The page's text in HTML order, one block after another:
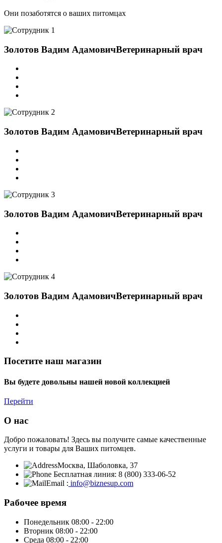
Они позаботятся о ваших питомцах
Золотов Вадим АдамовичВетеринарный врач
Золотов Вадим АдамовичВетеринарный врач
Золотов Вадим АдамовичВетеринарный врач
Золотов Вадим АдамовичВетеринарный врач
Посетите наш магазин
Вы будете довольны нашей новой коллекцией
Перейти
О нас
Добро пожаловать! Здесь вы получите самые качественные
услуги и товары для Ваших питомцев.
Москва, Шаболовка, 37
Бесплатная линия: 8 (800) 333-06-52
Email : info@biznesup.com
Рабочее время
Понедельник 08:00 - 22:00
Вторник 08:00 - 22:00
Среда 08:00 - 22:00